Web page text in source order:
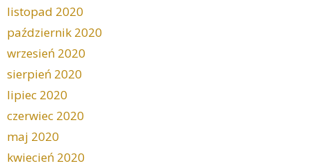
listopad 2020
październik 2020
wrzesień 2020
sierpień 2020
lipiec 2020
czerwiec 2020
maj 2020
kwiecień 2020